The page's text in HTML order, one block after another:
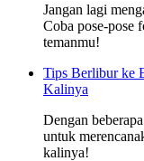
Jangan lagi
Coba pose-pose
temanmu!
Tips Berlibur ke
Kalinya
Dengan
untuk
kalinya!